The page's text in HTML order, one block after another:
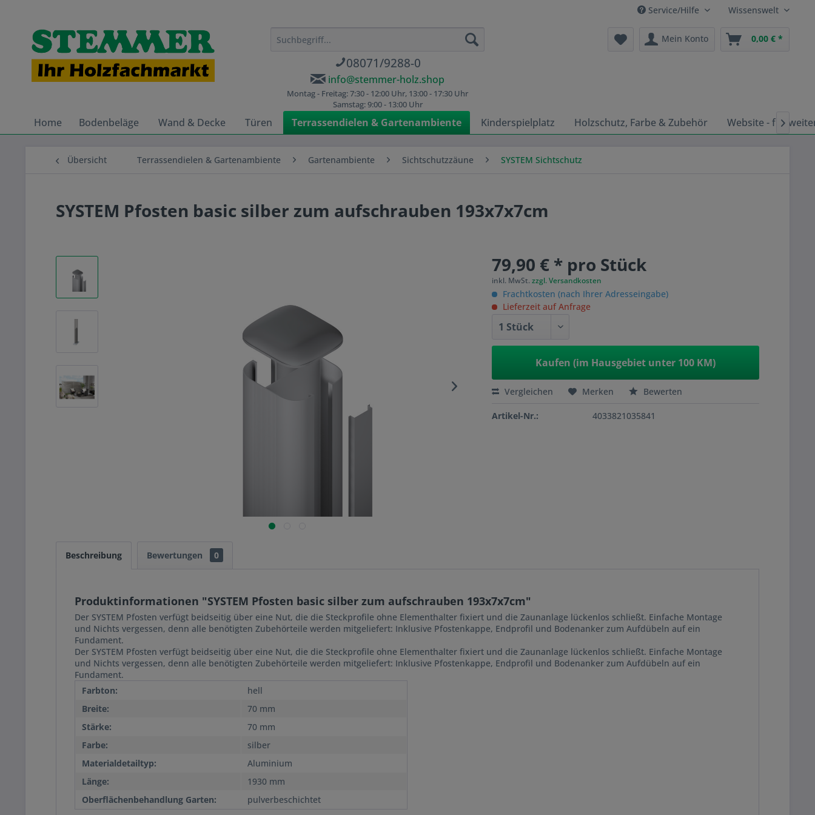
Service/Hilfe Wissenswelt
08071/9288-0
info@stemmer-holz.shop
Montag - Freitag: 7:30 - 12:00 Uhr, 13:00 - 17:30 Uhr
Samstag: 9:00 - 13:00 Uhr
Mein Konto 0,00 € *
Home Bodenbeläge Wand & Decke Türen Terrassendielen & Gartenambiente Kinderspielplatz Holzschutz, Farbe & Zubehör Website - für

Übersicht Terrassendielen & Gartenambiente Gartenambiente Sichtschutzzäune SYSTEM Sichtschutz
SYSTEM Pfosten basic silber zum aufschrauben 193x7x7cm
79,90 € * pro Stück
inkl. MwSt.zzgl. Versandkosten
Frachtkosten (nach Ihrer Adresseingabe)
Lieferzeit auf Anfrage
Kaufen (im Hausgebiet unter 100 KM)
Vergleichen Merken Bewerten
Artikel-Nr.: 4033821035841
Beschreibung Bewertungen 0
Produktinformationen "SYSTEM Pfosten basic silber zum aufschrauben 193x7x7cm"
Der SYSTEM Pfosten verfügt beidseitig über eine Nut, die die Steckprofile ohne Elementhalter fixiert und die Zaunanlage lückenlos schließt. Einfache Montage
und Nichts vergessen, denn alle benötigten Zubehörteile werden mitgeliefert: Inklusive Pfostenkappe, Endprofil und Bodenanker zum Aufdübeln auf ein
Fundament.
Der SYSTEM Pfosten verfügt beidseitig über eine Nut, die die Steckprofile ohne Elementhalter fixiert und die Zaunanlage lückenlos schließt. Einfache Montage
und Nichts vergessen, denn alle benötigten Zubehörteile werden mitgeliefert: Inklusive Pfostenkappe, Endprofil und Bodenanker zum Aufdübeln auf ein
Fundament.
Farbton:
hell
Breite:
70 mm
Stärke:
70 mm
Farbe:
silber
Materialdetailtyp:
Aluminium
Länge:
1930 mm
Oberflächenbehandlung Garten:
pulverbeschichtet